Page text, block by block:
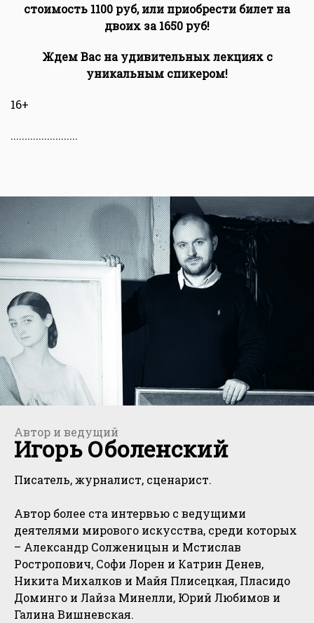
стоимость 1100 руб, или приобрести билет на
двоих за 1650 руб!
Ждем Вас на удивительных лекциях с
уникальным спикером!
16+
........................
Автор и ведущий
Игорь Оболенский
Писатель, журналист, сценарист.
Автор более ста интервью с ведущими
деятелями мирового искусства, среди которых
– Александр Солженицын и Мстислав
Ростропович, Софи Лорен и Катрин Денев,
Никита Михалков и Майя Плисецкая, Пласидо
Доминго и Лайза Минелли, Юрий Любимов и
Галина Вишневская.